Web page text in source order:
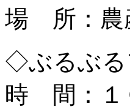
場 所：農
◇ぶるぶ
時 間：１